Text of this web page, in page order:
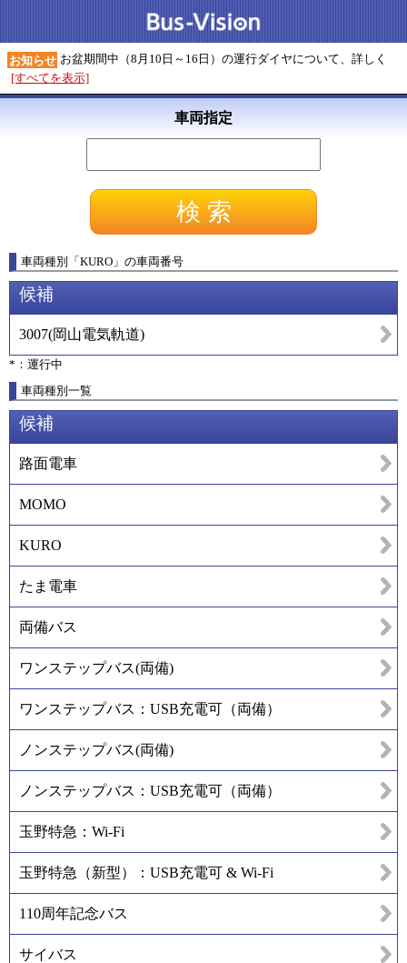
お知らせ お盆期間中（8月10日～16日）の運行ダイヤについて、詳しく
[すべてを表示]
車両指定
車両種別 「KURO 」 の車両番号
候補
3007(岡山電気軌道)
*：運行中
車両種別一覧
候補
路面電車
MOMO
KURO
たま電車
両備バス
ワンステップバス(両備)
ワンステップバス：USB充電可（両備）
ノンステップバス(両備)
ノンステップバス：USB充電可（両備）
玉野特急：Wi-Fi
玉野特急（新型）：USB充電可 & Wi-Fi
110周年記念バス
サイバス